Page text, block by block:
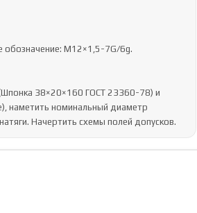
обозначение: M12×1,5-7G/6g.
38×20×160 ГОСТ 23360-78) и
наметить номинальный диаметр
Начертить схемы полей допусков.